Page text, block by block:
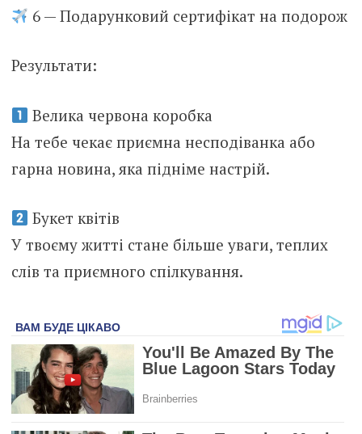
6 — Подарунковий сертифікат на подорож
Результати:
Велика червона коробка
На тебе чекає приємна несподіванка або
гарна новина, яка підніме настрій.
Букет квітів
У твоєму житті стане більше уваги, теплих
слів та приємного спілкування.